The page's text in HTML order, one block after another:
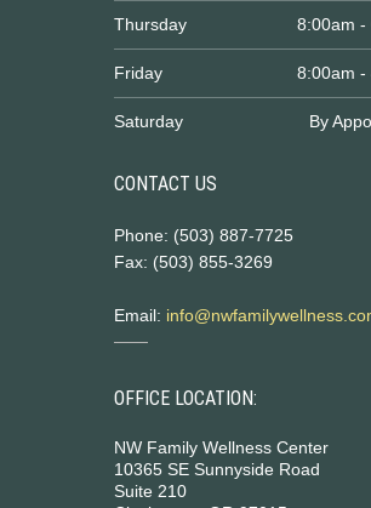
Thursday 8:00am -
Friday 8:00am -
Saturday By
CONTACT US
Phone: (503) 887-7725
Fax: (503) 855-3269
Email:
OFFICE LOCATION:
NW Family Wellness Center
10365 SE Sunnyside Road
Suite 210